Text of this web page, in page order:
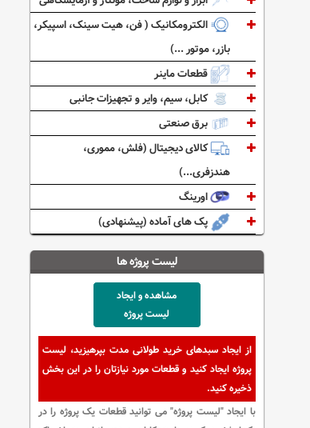
الکترومکانیک ( فن، هیت سینک، اسپیکر،
بازر، موتور ...)
قطعات ماینر
کابل، سیم، وایر و تجهیزات جانبی
برق صنعتی
کالای دیجیتال (فلش، مموری،
هندزفری...)
اورینگ
پک های آماده (پیشنهادی)
لیست پروژه ها
مشاهده و ایجاد
لیست پروژه
از ایجاد سبدهای خرید طولانی مدت بپرهیزید، لیست
پروژه ایجاد کنید و قطعات مورد نیازتان را در این بخش
ذخیره کنید.
با ایجاد "لیست پروژه" می توانید قطعات یک پروژه را در